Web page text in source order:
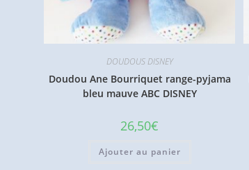
DOUDOUS DISNEY
Doudou Ane Bourriquet range-pyjama
bleu mauve ABC DISNEY
26,50€
Ajouter au panier